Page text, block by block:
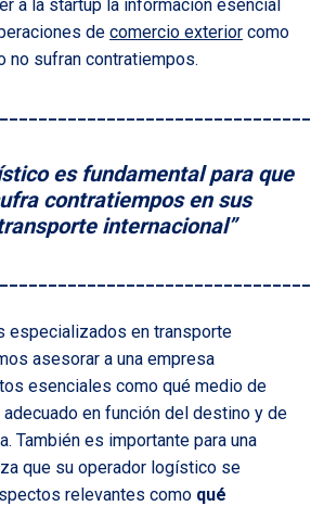
a la startup la información esencial
de comercio exterior como
no sufran contratiempos.
es fundamental para que
contratiempos en sus
internacional”
especializados en transporte
asesorar a una empresa
esenciales como qué medio de
en función del destino y de
También es importante para una
que su operador logístico se
relevantes como qué